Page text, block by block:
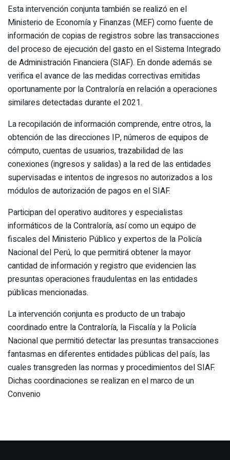
Esta intervención conjunta también se realizó en el
Ministerio de Economía y Finanzas (MEF) como fuente de
información de copias de registros sobre las transacciones
del proceso de ejecución del gasto en el Sistema Integrado
de Administración Financiera (SIAF). En donde además se
verifica el avance de las medidas correctivas emitidas
oportunamente por la Contraloría en relación a operaciones
similares detectadas durante el 2021.
La recopilación de información comprende, entre otros, la
obtención de las direcciones IP, números de equipos de
cómputo, cuentas de usuarios, trazabilidad de las
conexiones (ingresos y salidas) a la red de las entidades
supervisadas e intentos de ingresos no autorizados a los
módulos de autorización de pagos en el SIAF.
Participan del operativo auditores y especialistas
informáticos de la Contraloría, así como un equipo de
fiscales del Ministerio Público y expertos de la Policía
Nacional del Perú, lo que permitirá obtener la mayor
cantidad de información y registro que evidencien las
presuntas operaciones fraudulentas en las entidades
públicas mencionadas.
La intervención conjunta es producto de un trabajo
coordinado entre la Contraloría, la Fiscalía y la Policía
Nacional que permitió detectar las presuntas transacciones
fantasmas en diferentes entidades públicas del país, las
cuales transgreden las normas y procedimientos del SIAF.
Dichas coordinaciones se realizan en el marco de un
Convenio